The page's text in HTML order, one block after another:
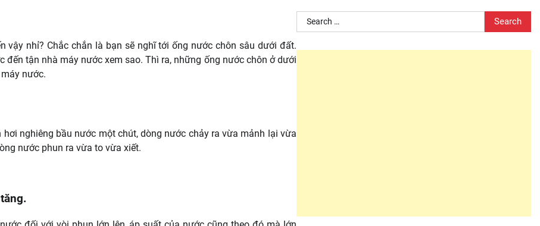
vậy nhỉ? Chắc chắn là bạn sẽ nghĩ tới ống nước chôn sâu dưới đất.
tận nhà máy nước xem sao. Thì ra, những ống nước chôn ở dưới
nước.
nghiêng bầu nước một chút, dòng nước chảy ra vừa mảnh lại vừa
nước phun ra vừa to vừa xiết.
Search
for: